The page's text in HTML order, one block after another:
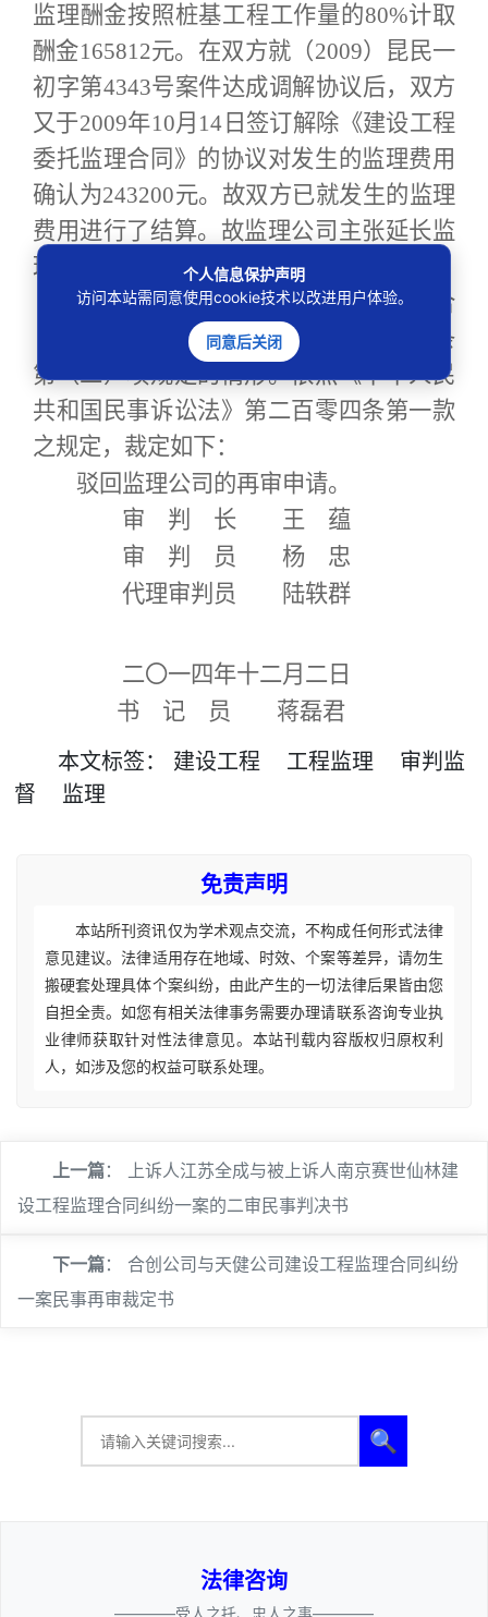
监理酬金按照桩基工程工作量的80%计取
酬金165812元。在双方就（2009）昆民一
初字第4343号案件达成调解协议后，双方
又于2009年10月14日签订解除《建设工程
委托监理合同》的协议对发生的监理费用
确认为243200元。故双方已就发生的监理
费用进行了结算。故监理公司主张延长监
理期限的监理费用，亦缺乏事实依据。
综上，监理公司的再审申请不符合
《中华人民共和国民事诉讼法》第二百条
第（二）项规定的情形。依照《中华人民
共和国民事诉讼法》第二百零四条第一款
之规定，裁定如下：
驳回监理公司的再审申请。
审 判 长 王 蕴
审 判 员 杨 忠
代理审判员 陆轶群
二〇一四年十二月二日
书 记 员 蒋磊君
本文标签： 建设工程 工程监理
审判监
督
监理
免责声明
本站所刊资讯仅为学术观点交流，不构成任何形式法律
意见建议。法律适用存在地域、时效、个案等差异，请勿生
搬硬套处理具体个案纠纷，由此产生的一切法律后果皆由您
自担全责。如您有相关法律事务需要办理请联系咨询专业执
业律师获取针对性法律意见。本站刊载内容版权归原权利
人，如涉及您的权益可联系处理。
上一篇：
上诉人江苏全成与被上诉人南京赛世仙林建
设工程监理合同纠纷一案的二审民事判决书
下一篇： 合创公司与天健公司建设工程监理合同纠纷
一案民事再审裁定书
🔍
法律咨询
————受人之托、忠人之事————
个人信息保护声明
访问本站需同意使用cookie技术以改进用户体验。
同意后关闭